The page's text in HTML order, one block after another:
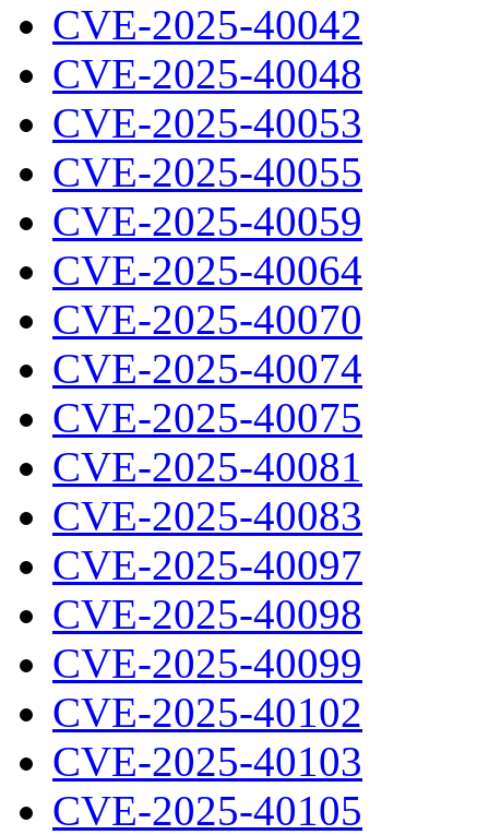
CVE-2025-40042
CVE-2025-40048
CVE-2025-40053
CVE-2025-40055
CVE-2025-40059
CVE-2025-40064
CVE-2025-40070
CVE-2025-40074
CVE-2025-40075
CVE-2025-40081
CVE-2025-40083
CVE-2025-40097
CVE-2025-40098
CVE-2025-40099
CVE-2025-40102
CVE-2025-40103
CVE-2025-40105